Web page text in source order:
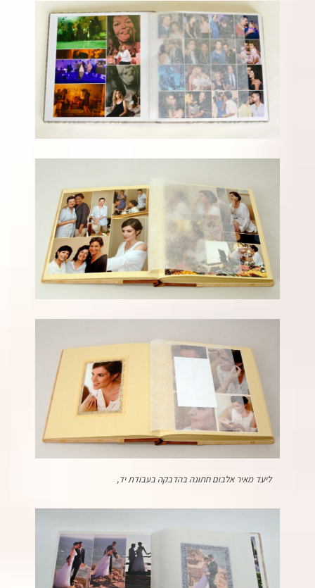
ליעד מאיר אלבום חתונה בהדבקה בעבודת יד,